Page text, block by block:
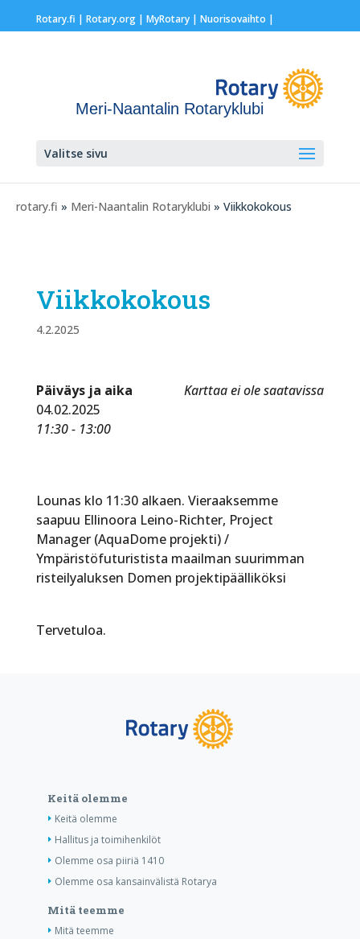
Rotary.fi | Rotary.org| MyRotary | Nuorisovaihto |
Meri-Naantalin Rotaryklubi
Valitse sivu
rotary.fi » Meri-Naantalin Rotaryklubi » Viikkokokous
Viikkokokous
4.2.2025
Karttaa ei ole saatavissa
Päiväys ja aika
04.02.2025
11:30 - 13:00
Lounas klo 11:30 alkaen. Vieraaksemme
saapuu Ellinoora Leino-Richter, Project
Manager (AquaDome projekti) /
Ympäristöfuturistista maailman suurimman
risteilyaluksen Domen projektipäälliköksi
Tervetuloa.
Keitä olemme
Keitä olemme
Hallitus ja toimihenkilöt
Olemme osa piiriä 1410
Olemme osa kansainvälistä Rotarya
Mitä teemme
Mitä teemme